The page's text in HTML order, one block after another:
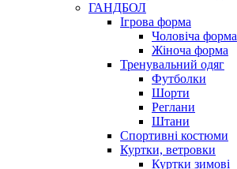
ГАНДБОЛ
Ігрова форма
Чоловіча форма
Жіноча форма
Тренувальний одяг
Футболки
Шорти
Реглани
Штани
Спортивні костюми
Куртки, ветровки
Куртки зимові